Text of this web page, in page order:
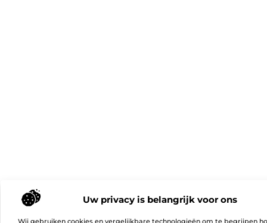
Uw privacy is belangrijk voor ons
Wij gebruiken cookies en vergelijkbare technologieën om te begrijpen